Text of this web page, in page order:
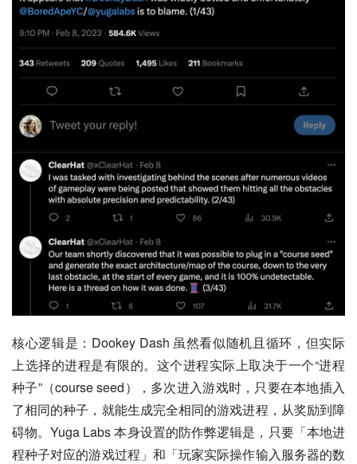
核心逻辑是：Dookey Dash 虽然看似随机且循环，但实际
上选择的进程是有限的。这个进程实际上取决于一个“进程
种子”（course seed），多次进入游戏时，只要在本地插入
了相同的种子，就能生成完全相同的游戏进程，从奖励到障
碍物。Yuga Labs 本身设置的防作弊逻辑是，只要「本地进
程种子对应的游戏过程」和「玩家实际操作输入服务器的数